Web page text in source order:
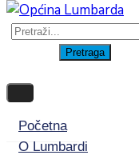
Početna
O Lumbardi